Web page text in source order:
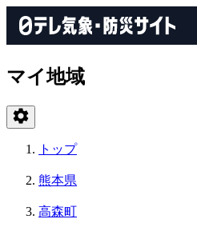
マイ地域
トップ
熊本県
高森町